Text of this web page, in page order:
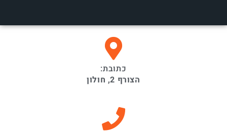
כתובת:
הצורף 2, חולון